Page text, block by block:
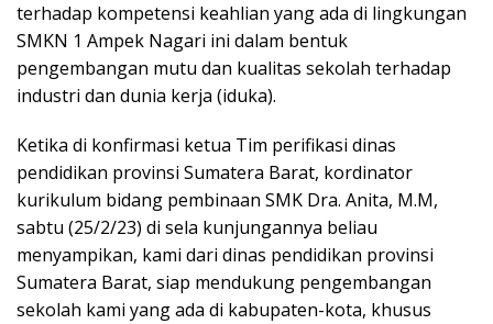
terhadap kompetensi keahlian yang ada di lingkungan
SMKN 1 Ampek Nagari ini dalam bentuk
pengembangan mutu dan kualitas sekolah terhadap
industri dan dunia kerja (iduka).
Ketika di konfirmasi ketua Tim perifikasi dinas
pendidikan provinsi Sumatera Barat, kordinator
kurikulum bidang pembinaan SMK Dra. Anita, M.M,
sabtu (25/2/23) di sela kunjungannya beliau
menyampikan, kami dari dinas pendidikan provinsi
Sumatera Barat, siap mendukung pengembangan
sekolah kami yang ada di kabupaten-kota, khusus